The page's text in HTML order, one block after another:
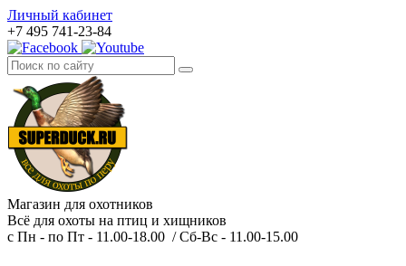
Личный кабинет
+7 495 741-23-84
Магазин для охотников
Всё для охоты на птиц и хищников
с Пн - по Пт - 11.00-18.00 / Сб-Вс - 11.00-15.00